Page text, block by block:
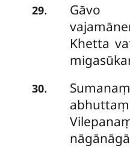
29.
Gāvo
Khetta
30.